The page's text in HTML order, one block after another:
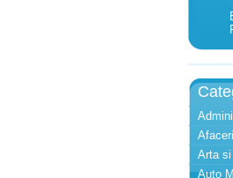
Afaceri
Arta si
Auto